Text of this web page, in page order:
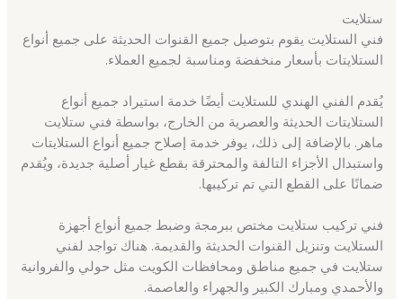
ستلايت
فني الستلايت يقوم بتوصيل جميع القنوات الحديثة على جميع أنواع
الستلايتات بأسعار منخفضة ومناسبة لجميع العملاء.
يُقدم الفني الهندي للستلايت أيضًا خدمة استيراد جميع أنواع
الستلايتات الحديثة والعصرية من الخارج، بواسطة فني ستلايت
ماهر. بالإضافة إلى ذلك، يوفر خدمة إصلاح جميع أنواع الستلايتات
واستبدال الأجزاء التالفة والمحترقة بقطع غيار أصلية جديدة، ويُقدم
ضمانًا على القطع التي تم تركيبها.
فني تركيب ستلايت مختص ببرمجة وضبط جميع أنواع أجهزة
الستلايت وتنزيل القنوات الحديثة والقديمة. هناك تواجد لفني
ستلايت في جميع مناطق ومحافظات الكويت مثل حولي والفروانية
والأحمدي ومبارك الكبير والجهراء والعاصمة.